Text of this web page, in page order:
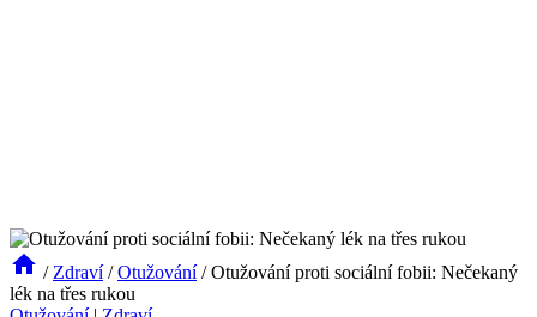
/ Zdraví / Otužování / Otužování proti sociální fobii: Nečekaný
lék na třes rukou